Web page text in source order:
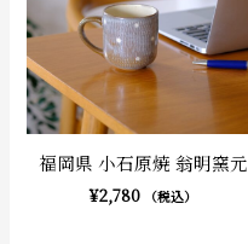
福岡県 小石原焼 翁明窯元
¥2,780 （税込）